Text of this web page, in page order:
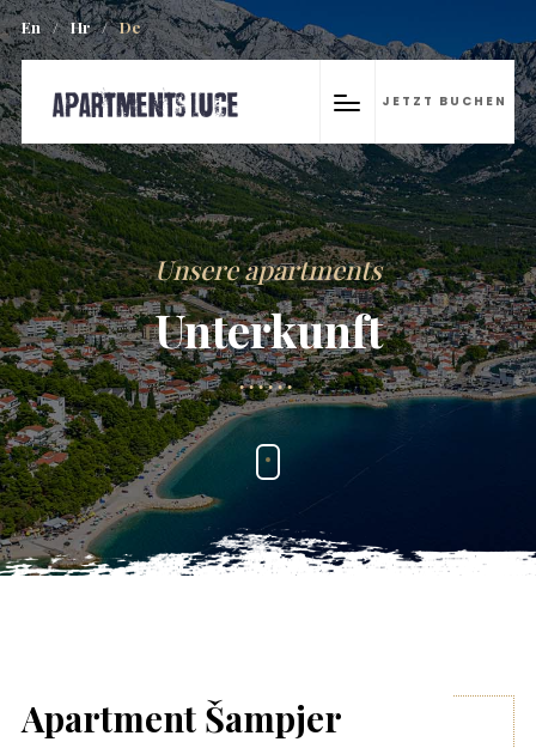
En / Hr / De
JETZT BUCHEN
Unsere apartments
Unterkunft
Apartment Šampjer